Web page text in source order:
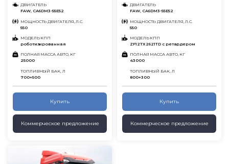
ДВИГАТЕЛЬ
FAW, CA6DM3-55E52
МОЩНОСТЬ ДВИГАТЕЛЯ, Л.С.
550
МОДЕЛЬ КПП
роботизированная
ПОЛНАЯ МАССА АВТО, КГ
25000
ТОПЛИВНЫЙ БАК, Л
700+500
Купить
Коммерческое предложение
ДВИГАТЕЛЬ
FAW, CA6DM3-55E52
МОЩНОСТЬ ДВИГАТЕЛЯ, Л.С.
550
МОДЕЛЬ КПП
ZF12TX2621TD с ретардером
ПОЛНАЯ МАССА АВТО, КГ
43000
ТОПЛИВНЫЙ БАК, Л
800+300
Купить
Коммерческое предложение